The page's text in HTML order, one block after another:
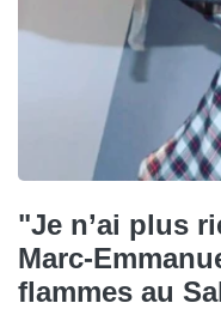
"Je n’ai plus
Marc-
flammes au